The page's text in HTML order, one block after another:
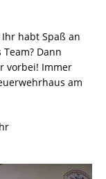
habt Spaß an
Dann
vorbei! Immer
am